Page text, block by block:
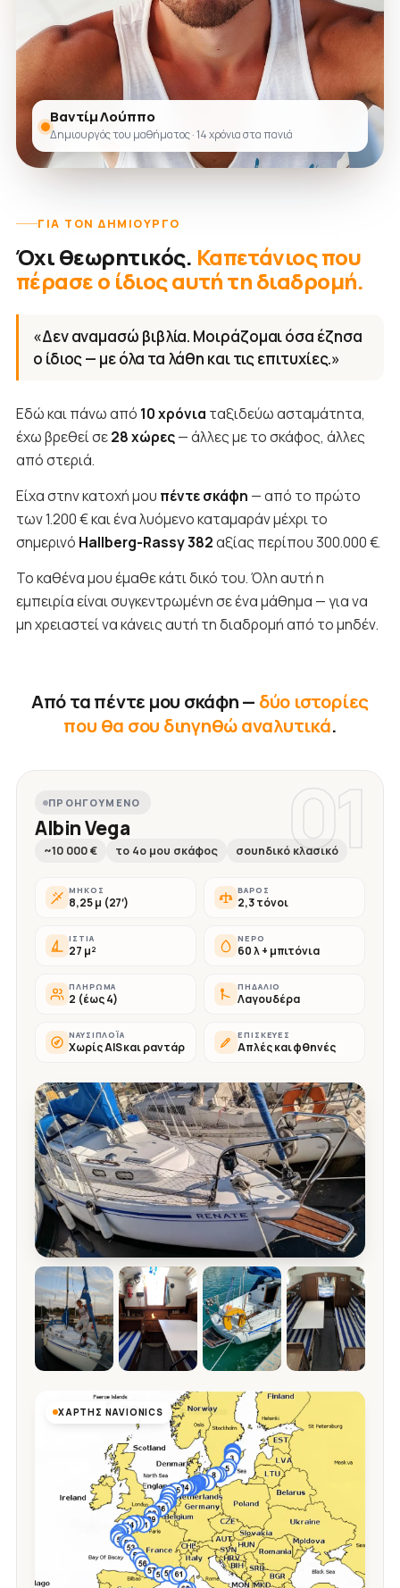
Βαντίμ Λούππο
Δημιουργός του μαθήματος · 14 χρόνια στα πανιά
ΓΙΑ ΤΟΝ ΔΗΜΙΟΥΡΓΌ
Όχι θεωρητικός. Καπετάνιος που
πέρασε ο ίδιος αυτή τη διαδρομή.
«Δεν αναμασώ βιβλία. Μοιράζομαι όσα έζησα
ο ίδιος — με όλα τα λάθη και τις επιτυχίες.»
Εδώ και πάνω από 10 χρόνια ταξιδεύω ασταμάτητα,
έχω βρεθεί σε28 χώρες— άλλες με το σκάφος, άλλες
από στεριά.
Είχα στην κατοχή μου πέντε σκάφη — από το πρώτο
των 1.200 € και ένα λυόμενο καταμαράν μέχρι το
σημερινό Hallberg-Rassy 382αξίας περίπου 300.000 €.
Το καθένα μου έμαθε κάτι δικό του. Όλη αυτή η
εμπειρία είναι συγκεντρωμένη σε ένα μάθημα — για να
μη χρειαστεί να κάνεις αυτή τη διαδρομή από το μηδέν.
Από τα πέντε μου σκάφη — δύο ιστορίες
που θα σου διηγηθώ αναλυτικά.
01
ΠΡΟΗΓΟΎΜΕΝΟ
Albin Vega
~10 000 € το 4ο μου σκάφος σουηδικό κλασικό
ΜΉΚΟΣ
8,25 μ (27′)
ΒΆΡΟΣ
2,3 τόνοι
ΙΣΤΊΑ
27 μ²
ΝΕΡΌ
60 λ + μπιτόνια
ΠΛΉΡΩΜΑ
2 (έως 4)
ΠΗΔΆΛΙΟ
Λαγουδέρα
ΝΑΥΣΙΠΛΟΪ́Α
Χωρίς AIS και ραντάρ
ΕΠΙΣΚΕΥΈΣ
Απλές και φθηνές
ΧΆΡΤΗΣ NAVIONICS